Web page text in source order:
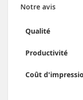
Notre avis
Qualité
Productivité
Coût